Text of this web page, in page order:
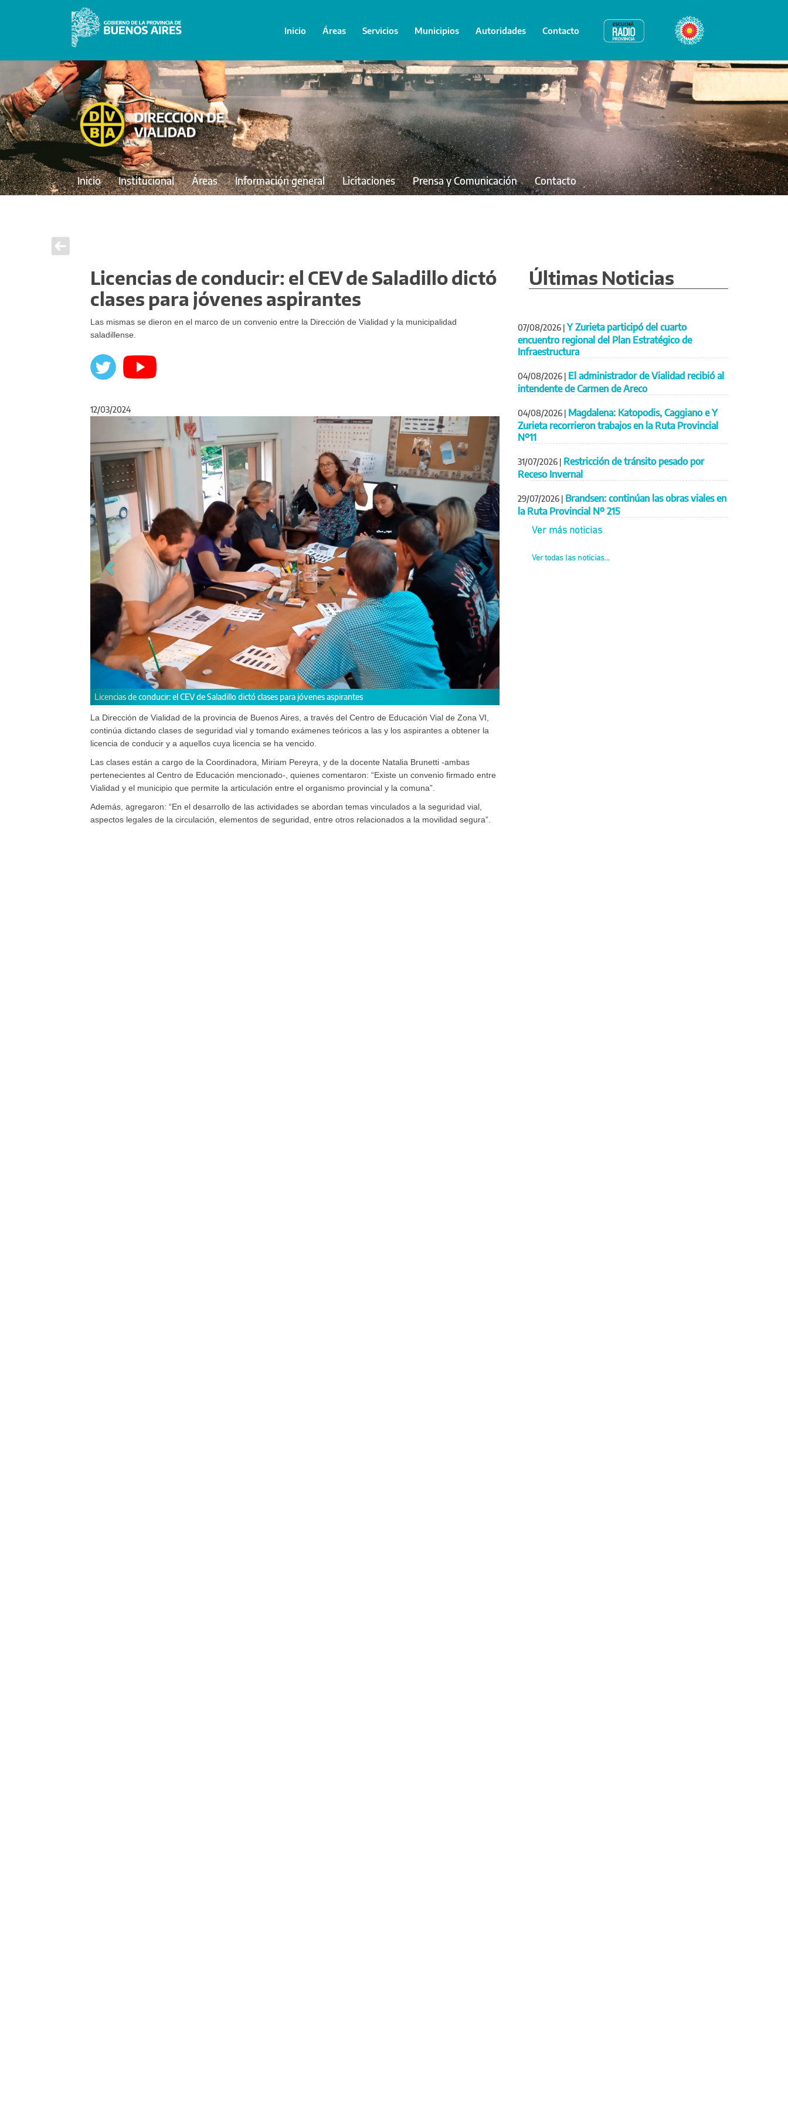
Inicio Áreas Servicios Municipios Autoridades Contacto Radio Provincia Bicentenario
Inicio Institucional Áreas Información general Licitaciones Prensa y Comunicación Contacto
Licencias de conducir: el CEV de Saladillo dictó
clases para jóvenes aspirantes
Las mismas se dieron en el marco de un convenio entre la Dirección de Vialidad y la municipalidad
saladillense.
12/03/2024
Las clases están a cargo de la Coordinadora, Miriam Pereyra, y de la docente Natalia Brunetti.
Anterior Siguiente
La Dirección de Vialidad de la provincia de Buenos Aires, a través del Centro de Educación Vial de Zona VI,
continúa dictando clases de seguridad vial y tomando exámenes teóricos a las y los aspirantes a obtener la
licencia de conducir y a aquellos cuya licencia se ha vencido.
Las clases están a cargo de la Coordinadora, Miriam Pereyra, y de la docente Natalia Brunetti -ambas
pertenecientes al Centro de Educación mencionado-, quienes comentaron: “Existe un convenio firmado entre
Vialidad y el municipio que permite la articulación entre el organismo provincial y la comuna”.
Además, agregaron: “En el desarrollo de las actividades se abordan temas vinculados a la seguridad vial,
aspectos legales de la circulación, elementos de seguridad, entre otros relacionados a la movilidad segura”.
Últimas Noticias
07/08/2026 | Y Zurieta participó del cuarto
encuentro regional del Plan Estratégico de
Infraestructura
04/08/2026 | El administrador de Vialidad recibió al
intendente de Carmen de Areco
04/08/2026 | Magdalena: Katopodis, Caggiano e Y
Zurieta recorrieron trabajos en la Ruta Provincial
Nº11
31/07/2026 | Restricción de tránsito pesado por
Receso Invernal
29/07/2026 | Brandsen: continúan las obras viales en
la Ruta Provincial Nº 215
Ver más noticias
Ver todas las noticias...